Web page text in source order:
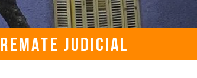
REMATE JUDICIAL